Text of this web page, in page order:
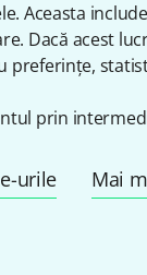
Aceasta
Dacă acest
prin
urile Mai
și